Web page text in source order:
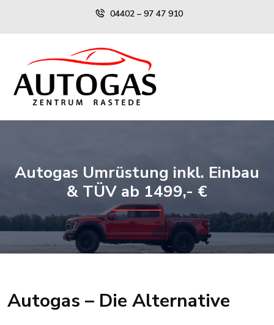
04402 – 97 47 910
Autogas Umrüstung inkl. Einbau
& TÜV ab 1499,- €
Autogas – Die Alternative